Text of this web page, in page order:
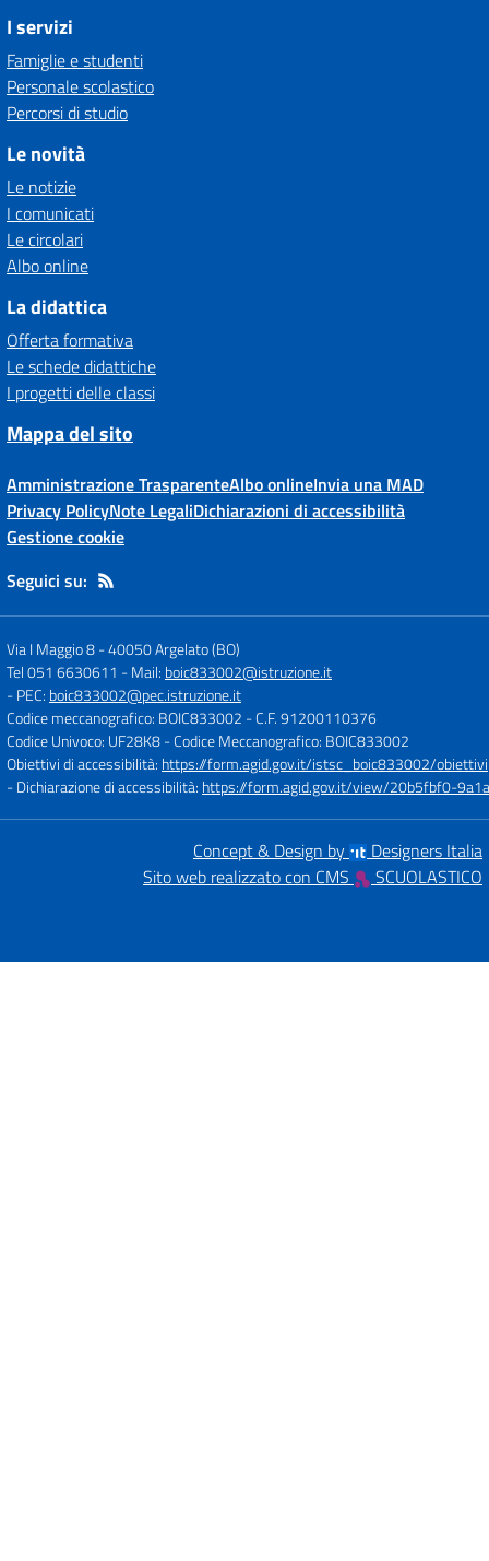
I servizi
Famiglie e studenti
Personale scolastico
Percorsi di studio
Le novità
Le notizie
I comunicati
Le circolari
Albo online
La didattica
Offerta formativa
Le schede didattiche
I progetti delle classi
Mappa del sito
Amministrazione TrasparenteAlbo onlineInvia una MAD
Privacy PolicyNote LegaliDichiarazioni di accessibilità
Gestione cookie
Seguici su:
Via I Maggio 8-40050 Argelato (BO)
Tel 051 6630611 - Mail: boic833002@istruzione.it
- PEC: boic833002@pec.istruzione.it
Codice meccanografico: BOIC833002 - C.F. 91200110376
Codice Univoco: UF28K8- Codice Meccanografico: BOIC833002
Obiettivi di accessibilità: https://form.agid.gov.it/istsc_boic833002/obiettivi
- Dichiarazione di accessibilità: https://form.agid.gov.it/view/20b5fbf0-
Concept & Design by
Designers Italia
Sito web realizzato con CMS
SCUOLASTICO